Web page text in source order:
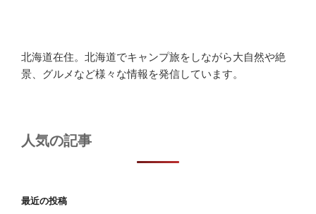
北海道在住。北海道でキャンプ旅をしながら大自然や絶
景、グルメなど様々な情報を発信しています。
人気の記事
最近の投稿